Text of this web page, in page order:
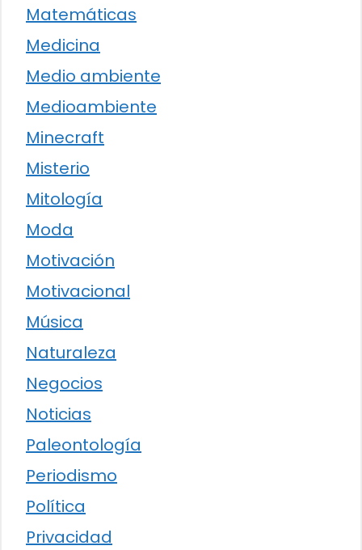
Matemáticas
Medicina
Medio ambiente
Medioambiente
Minecraft
Misterio
Mitología
Moda
Motivación
Motivacional
Música
Naturaleza
Negocios
Noticias
Paleontología
Periodismo
Política
Privacidad